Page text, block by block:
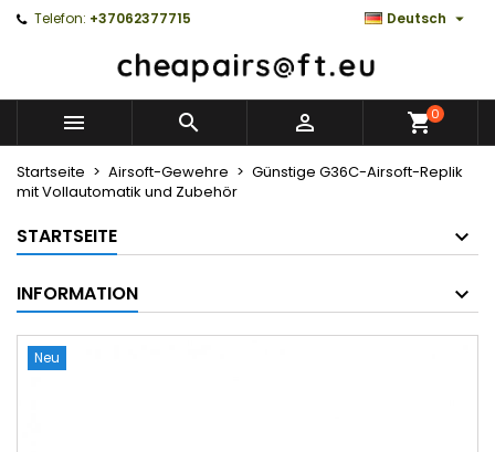
Telefon: +37062377715 Deutsch 
   0
Startseite Airsoft-Gewehre
Günstige G36C-Airsoft-Replik
mit Vollautomatik und Zubehör
STARTSEITE
INFORMATION
Neu